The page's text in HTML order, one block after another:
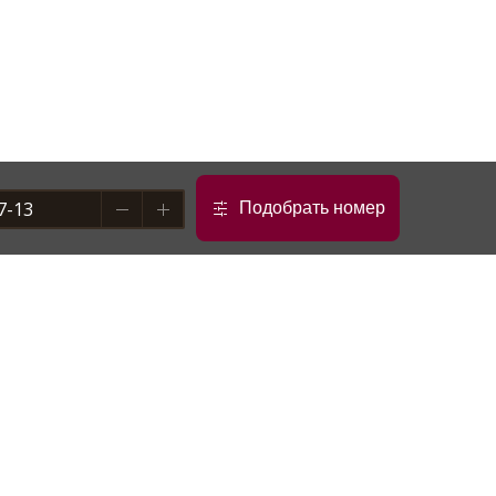
Подобрать номер